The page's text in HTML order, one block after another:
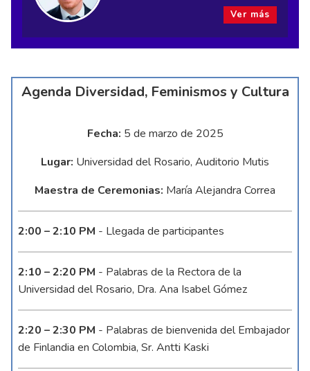
Ver más
Agenda Diversidad, Feminismos y Cultura
Fecha: 5 de marzo de 2025
Lugar: Universidad del Rosario, Auditorio Mutis
Maestra de Ceremonias: María Alejandra Correa
2:00 – 2:10 PM - Llegada de participantes
2:10 – 2:20 PM - Palabras de la Rectora de la
Universidad del Rosario, Dra. Ana Isabel Gómez
2:20 – 2:30 PM - Palabras de bienvenida del Embajador
de Finlandia en Colombia, Sr. Antti Kaski